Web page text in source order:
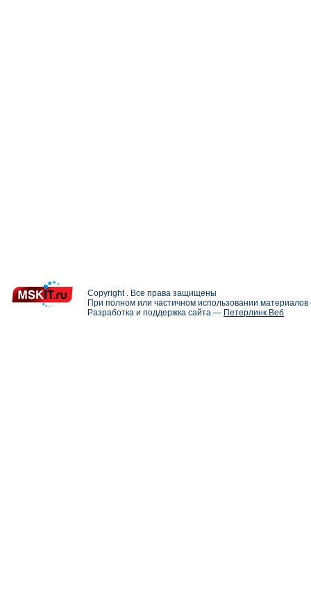
Copyright . Все права защищены
При полном или частичном использовании
Разработка и поддержка сайта — Петерлинк Веб